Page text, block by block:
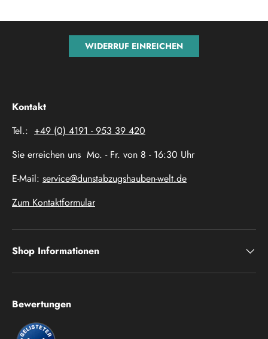
WIDERRUF EINREICHEN
Kontakt
Tel.: +49 (0) 4191 - 953 39 420
Sie erreichen uns Mo. - Fr. von 8 - 16:30 Uhr
E-Mail: service@dunstabzugshauben-welt.de
Zum Kontaktformular
Shop Informationen
Bewertungen